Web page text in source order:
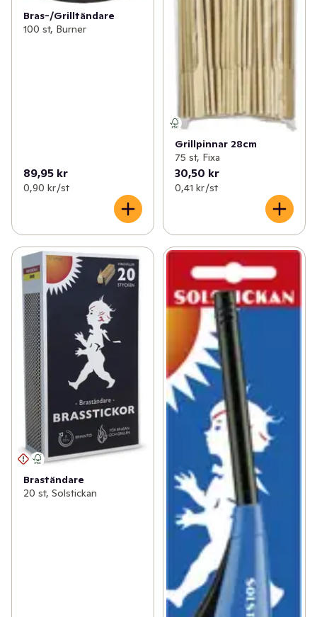
Bras-/Grilltändare
100 st, Burner
89,95 kr
0,90 kr /st
Grillpinnar 28cm
75 st, Fixa
30,50 kr
0,41 kr /st
Braständare
20 st, Solstickan